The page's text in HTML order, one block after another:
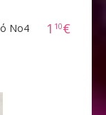
Νο4 1 10€